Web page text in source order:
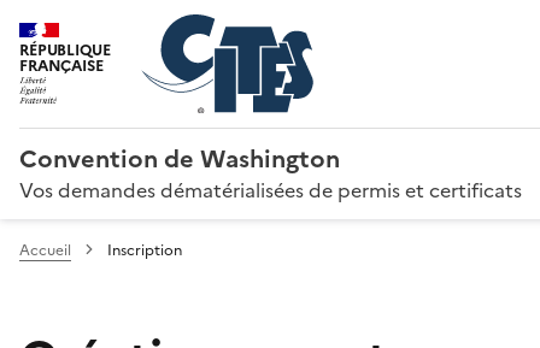
RÉPUBLIQUE
FRANÇAISE
Convention de Washington
Vos demandes dématérialisées de permis et certificats
Accueil Inscription